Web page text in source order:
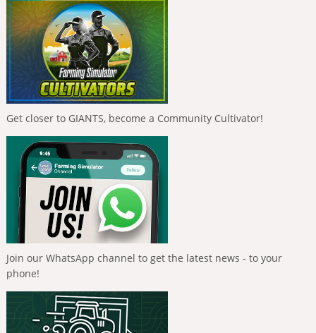
Get closer to GIANTS, become a Community Cultivator!
Join our WhatsApp channel to get the latest news - to your
phone!